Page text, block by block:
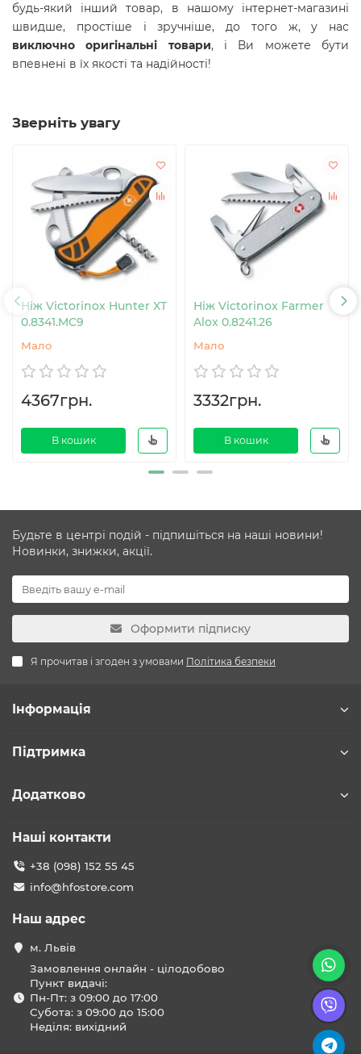
будь-який інший товар, в нашому інтернет-магазині
швидше, простіше і зручніше, до того ж, у нас
виключно оригінальні товари, і Ви можете бути
впевнені в їх якості та надійності!
Зверніть увагу
Ніж Victorinox Hunter XT
0.8341.MC9
Мало
4367грн.
В кошик
Ніж Victorinox Farmer
Alox 0.8241.26
Мало
3332грн.
В кошик
Будьте в центрі подій - підпишіться на наші новини!
Новинки, знижки, акції.
Оформити підписку
Я прочитав і згоден з умовами Політика безпеки
Інформація
Підтримка
Додатково
Наші контакти
+38 (098) 152 55 45
info@hfostore.com
Наш адрес
м. Львів
Замовлення онлайн - цілодобово
Пункт видачі:
Пн-Пт: з 09:00 до 17:00
Субота: з 09:00 до 15:00
Неділя: вихідний